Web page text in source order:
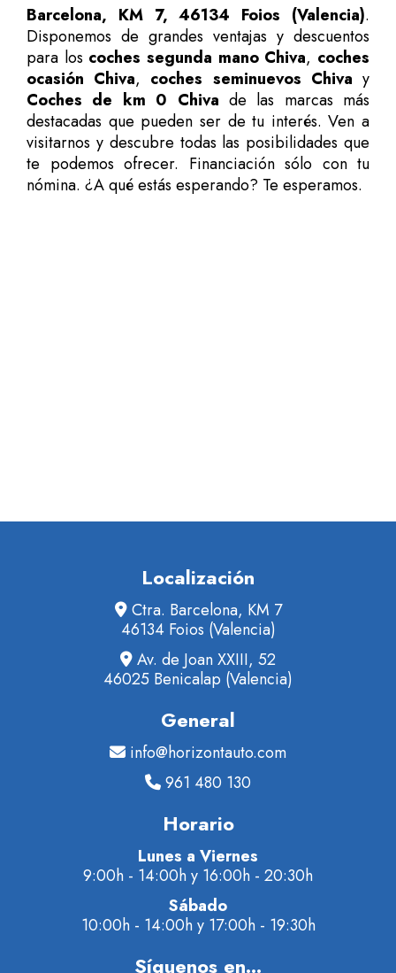
Barcelona, KM 7, 46134 Foios (Valencia).
Disponemos de grandes ventajas y descuentos
para los coches segunda mano Chiva, coches
ocasión Chiva, coches seminuevos Chiva y
Coches de km 0 Chiva de las marcas más
destacadas que pueden ser de tu interés. Ven a
visitarnos y descubre todas las posibilidades que
te podemos ofrecer. Financiación sólo con tu
nómina. ¿A qué estás esperando? Te esperamos.
Localización
Ctra. Barcelona, KM 7
46134 Foios (Valencia)
Av. de Joan XXIII, 52
46025 Benicalap (Valencia)
General
info@horizontauto.com
961 480 130
Horario
Lunes a Viernes
9:00h - 14:00h y 16:00h - 20:30h
Sábado
10:00h - 14:00h y 17:00h - 19:30h
Síguenos en...